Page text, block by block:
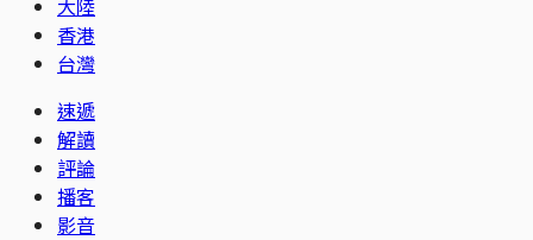
大陸
香港
台灣
速遞
解讀
評論
播客
影音